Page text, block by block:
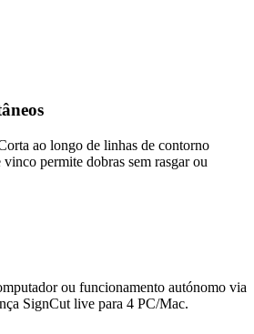
ao longo de linhas de contorno
permite dobras sem rasgar ou
ou funcionamento autónomo via
SignCut live para 4 PC/Mac.